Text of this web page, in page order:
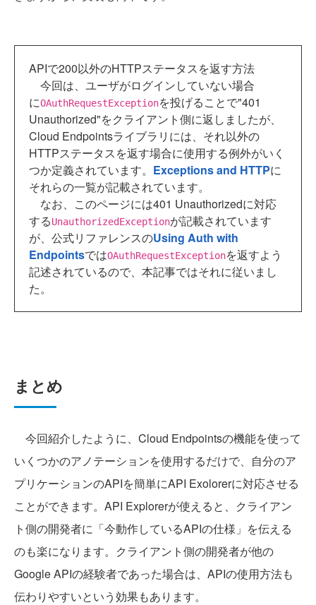
APIで200以外のHTTPステータスを返す方法
今回は、ユーザがログインしていない場合
にOAuthRequestExceptionを投げることで"401
Unauthorized"をクライアント側に返しましたが、
Cloud Endpointsライブラリには、それ以外の
HTTPステータスを返す場合に使用する例外がいく
つか定義されています。 Exceptions and HTTPに
それらの一覧が記載されています。
なお、このページには401 Unauthorizedに対応
するUnauthorizedExceptionが記載されています
が、公式リファレンスのUsing Auth with
EndpointsではOAuthRequestExceptionを返すよう
記述されているので、本記事ではそれに従いまし
た。
まとめ
今回紹介したように、Cloud Endpointsの機能を使って
いくつかのアノテーションを使用するだけで、自分のア
プリケーションのAPIを簡単にAPI Exolorerに対応させる
ことができます。API Explorerが使えると、クライアン
ト側の開発者に「今動作しているAPIの仕様」を伝える
のも楽になります。クライアント側の開発者が他の
Google APIの経験者であった場合は、APIの使用方法も
伝わりやすいという効果もあります。